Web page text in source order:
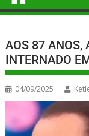
AOS 87 ANOS,
INTERNADO
04/09/2025